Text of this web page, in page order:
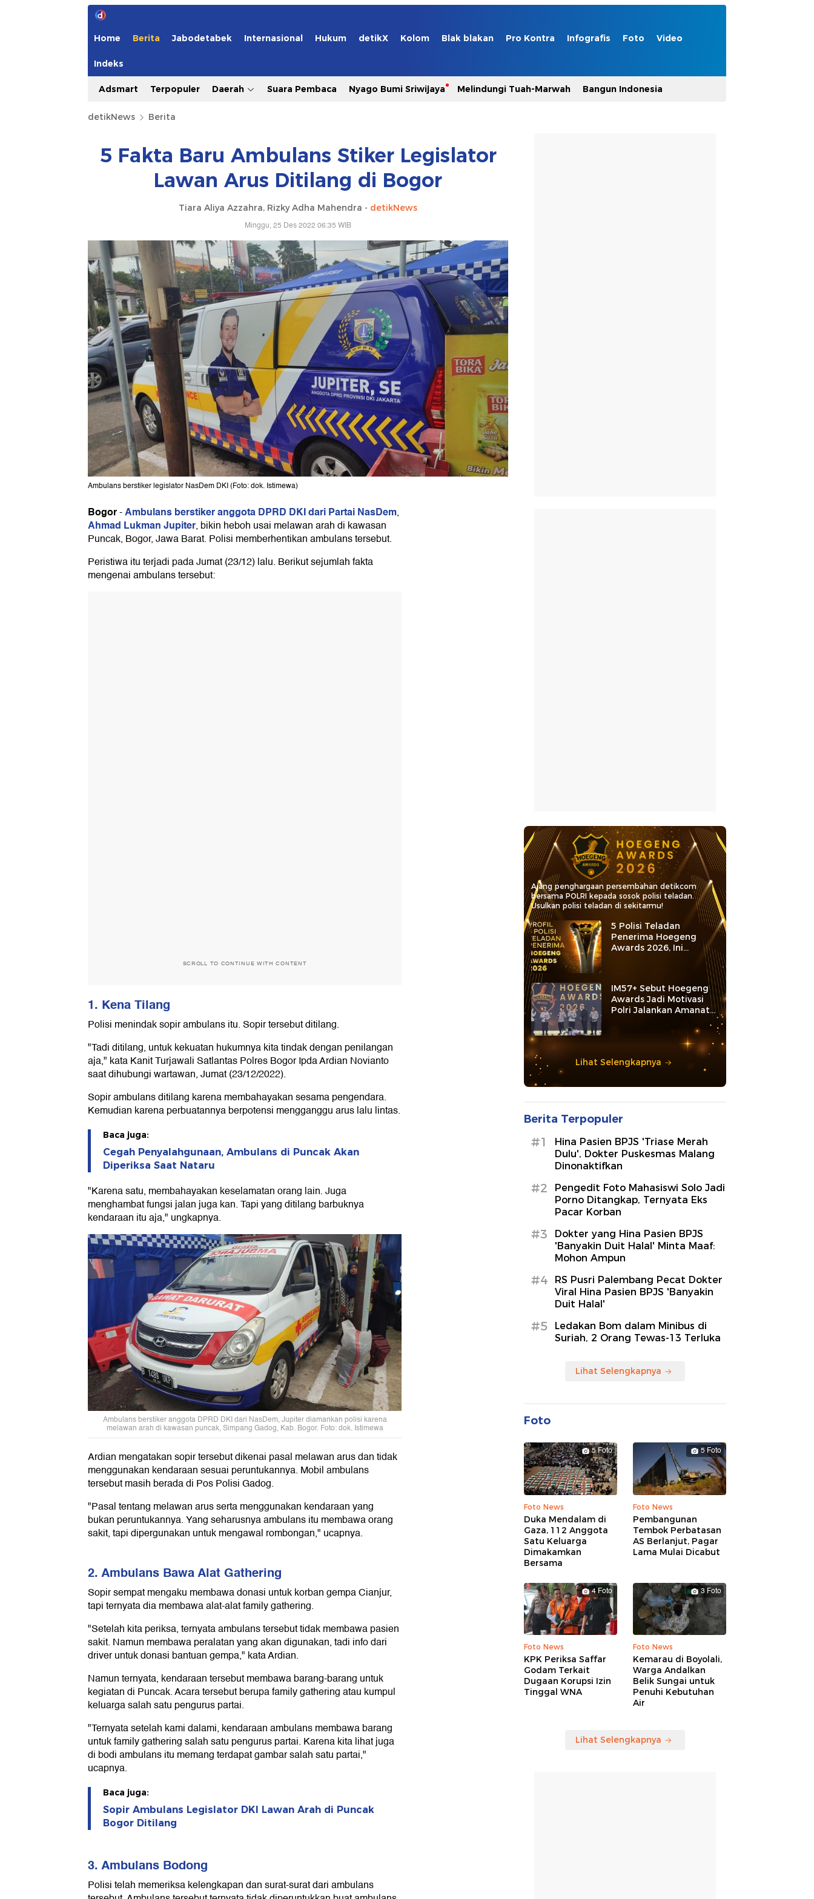
Home Berita Jabodetabek Internasional Hukum detikX Kolom Blak blakan Pro Kontra Infografis Foto Video
Indeks
Adsmart Terpopuler Daerah Suara Pembaca Nyago Bumi Sriwijaya Melindungi Tuah-Marwah Bangun Indonesia
detikNews Berita
5 Fakta Baru Ambulans Stiker Legislator
Lawan Arus Ditilang di Bogor
Tiara Aliya Azzahra, Rizky Adha Mahendra - detikNews
Minggu, 25 Des 2022 06:35 WIB
Ambulans berstiker legislator NasDem DKI (Foto: dok. Istimewa)
Bogor-Ambulans berstiker anggota DPRD DKI dari Partai NasDem,
Ahmad Lukman Jupiter, bikin heboh usai melawan arah di kawasan
Puncak, Bogor, Jawa Barat. Polisi memberhentikan ambulans tersebut.
Peristiwa itu terjadi pada Jumat (23/12) lalu. Berikut sejumlah fakta
mengenai ambulans tersebut:
SCROLL TO CONTINUE WITH CONTENT
1. Kena Tilang
Polisi menindak sopir ambulans itu. Sopir tersebut ditilang.
"Tadi ditilang, untuk kekuatan hukumnya kita tindak dengan penilangan
aja," kata Kanit Turjawali Satlantas Polres Bogor Ipda Ardian Novianto
saat dihubungi wartawan, Jumat (23/12/2022).
Sopir ambulans ditilang karena membahayakan sesama pengendara.
Kemudian karena perbuatannya berpotensi mengganggu arus lalu lintas.
Baca juga:
Cegah Penyalahgunaan, Ambulans di Puncak Akan
Diperiksa Saat Nataru
"Karena satu, membahayakan keselamatan orang lain. Juga
menghambat fungsi jalan juga kan. Tapi yang ditilang barbuknya
kendaraan itu aja," ungkapnya.
Ambulans berstiker anggota DPRD DKI dari NasDem, Jupiter diamankan polisi karena
melawan arah di kawasan puncak, Simpang Gadog, Kab. Bogor. Foto: dok. Istimewa
Ardian mengatakan sopir tersebut dikenai pasal melawan arus dan tidak
menggunakan kendaraan sesuai peruntukannya. Mobil ambulans
tersebut masih berada di Pos Polisi Gadog.
"Pasal tentang melawan arus serta menggunakan kendaraan yang
bukan peruntukannya. Yang seharusnya ambulans itu membawa orang
sakit, tapi dipergunakan untuk mengawal rombongan," ucapnya.
2. Ambulans Bawa Alat Gathering
Sopir sempat mengaku membawa donasi untuk korban gempa Cianjur,
tapi ternyata dia membawa alat-alat family gathering.
"Setelah kita periksa, ternyata ambulans tersebut tidak membawa pasien
sakit. Namun membawa peralatan yang akan digunakan, tadi info dari
driver untuk donasi bantuan gempa," kata Ardian.
Namun ternyata, kendaraan tersebut membawa barang-barang untuk
kegiatan di Puncak. Acara tersebut berupa family gathering atau kumpul
keluarga salah satu pengurus partai.
"Ternyata setelah kami dalami, kendaraan ambulans membawa barang
untuk family gathering salah satu pengurus partai. Karena kita lihat juga
di bodi ambulans itu memang terdapat gambar salah satu partai,"
ucapnya.
Baca juga:
Sopir Ambulans Legislator DKI Lawan Arah di Puncak
Bogor Ditilang
3. Ambulans Bodong
Polisi telah memeriksa kelengkapan dan surat-surat dari ambulans
Ajang penghargaan persembahan detikcom
bersama POLRI kepada sosok polisi teladan.
Usulkan polisi teladan di sekitarmu!
5 Polisi Teladan
Penerima Hoegeng
Awards 2026, Ini
Kategori dan Kiprahnya
IM57+ Sebut Hoegeng
Awards Jadi Motivasi
Polri Jalankan Amanat
Lihat Selengkapnya
Berita Terpopuler
#1
Hina Pasien BPJS 'Triase Merah
Dulu', Dokter Puskesmas Malang
Dinonaktifkan
#2
Pengedit Foto Mahasiswi Solo Jadi
Porno Ditangkap, Ternyata Eks
Pacar Korban
#3
Dokter yang Hina Pasien BPJS
'Banyakin Duit Halal' Minta Maaf:
Mohon Ampun
#4
RS Pusri Palembang Pecat Dokter
Viral Hina Pasien BPJS 'Banyakin
Duit Halal'
#5
Ledakan Bom dalam Minibus di
Suriah, 2 Orang Tewas-13 Terluka
Lihat Selengkapnya
Foto
5 Foto
Foto News
Duka Mendalam di
Gaza, 112 Anggota
Satu Keluarga
Dimakamkan
Bersama
5 Foto
Foto News
Pembangunan
Tembok Perbatasan
AS Berlanjut, Pagar
Lama Mulai Dicabut
4 Foto
Foto News
KPK Periksa Saffar
Godam Terkait
Dugaan Korupsi Izin
Tinggal WNA
3 Foto
Foto News
Kemarau di Boyolali,
Warga Andalkan
Belik Sungai untuk
Penuhi Kebutuhan
Air
Lihat Selengkapnya